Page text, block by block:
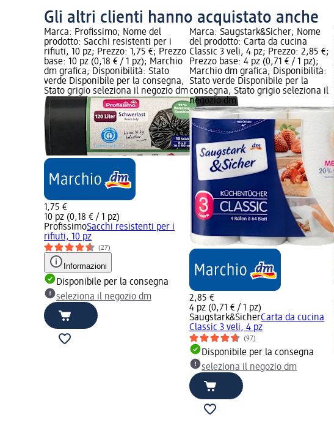
Gli altri clienti hanno acquistato anche
Marca: Profissimo; Nome del
prodotto: Sacchi resistenti per i
rifiuti, 10 pz; Prezzo: 1,75 €; Prezzo
base: 10 pz (0,18 € / 1 pz); Marchio
dm grafica; Disponibilità: Stato
verde Disponibile per la consegna,
Stato grigio seleziona il negozio dm
1,75 €
10 pz (0,18 € / 1 pz)
ProfissimoSacchi resistenti per i
rifiuti, 10 pz
(27)
Informazioni
Disponibile per la consegna
seleziona il negozio dm
Marca: Saugstark&Sicher; Nome
del prodotto: Carta da cucina
Classic 3 veli, 4 pz; Prezzo: 2,85 €;
Prezzo base: 4 pz (0,71 € / 1 pz);
Marchio dm grafica; Disponibilità:
Stato verde Disponibile per la
consegna, Stato grigio seleziona il
negozio dm
2,85 €
4 pz (0,71 € / 1 pz)
Saugstark&SicherCarta da cucina
Classic 3 veli, 4 pz
(97)
Disponibile per la consegna
seleziona il negozio dm